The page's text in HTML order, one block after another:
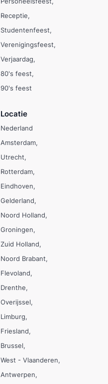
Receptie
Studentenfeest
Verenigingsfeest
Verjaardag
80's feest
90's feest
Locatie
Nederland
Amsterdam
Utrecht
Rotterdam
Eindhoven
Gelderland
Noord Holland
Groningen
Zuid Holland
Noord Brabant
Flevoland
Drenthe
Overijssel
Limburg
Friesland
Brussel
West - Vlaanderen
Antwerpen